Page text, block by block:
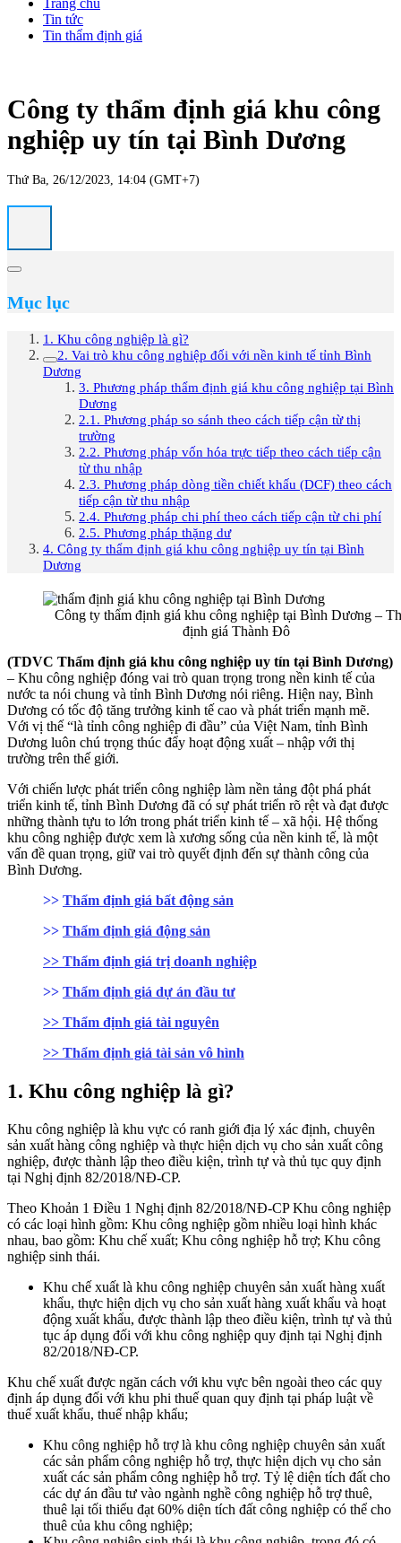
Trang chủ
Tin tức
Tin thẩm định giá
Công ty thẩm định giá khu công
nghiệp uy tín tại Bình Dương
Thứ Ba, 26/12/2023, 14:04 (GMT+7)
Mục lục
1. Khu công nghiệp là gì?
2. Vai trò khu công nghiệp đối với nền kinh tế tỉnh Bình
Dương
3. Phương pháp thẩm định giá khu công nghiệp tại Bình
Dương
2.1. Phương pháp so sánh theo cách tiếp cận từ thị
trường
2.2. Phương pháp vốn hóa trực tiếp theo cách tiếp cận
từ thu nhập
2.3. Phương pháp dòng tiền chiết khấu (DCF) theo cách
tiếp cận từ thu nhập
2.4. Phương pháp chi phí theo cách tiếp cận từ chi phí
2.5. Phương pháp thặng dư
4. Công ty thẩm định giá khu công nghiệp uy tín tại Bình
Dương
Công ty thẩm định giá khu công nghiệp tại Bình Dương –
định giá Thành Đô
(TDVC Thẩm định giá khu công nghiệp uy tín tại Bình Dương)
– Khu công nghiệp đóng vai trò quan trọng trong nền kinh tế của
nước ta nói chung và tỉnh Bình Dương nói riêng. Hiện nay, Bình
Dương có tốc độ tăng trưởng kinh tế cao và phát triển mạnh mẽ.
Với vị thế “là tỉnh công nghiệp đi đầu” của Việt Nam, tỉnh Bình
Dương luôn chú trọng thúc đẩy hoạt động xuất – nhập với thị
trường trên thế giới.
Với chiến lược phát triển công nghiệp làm nền tảng đột phá phát
triển kinh tế, tỉnh Bình Dương đã có sự phát triển rõ rệt và đạt được
những thành tựu to lớn trong phát triển kinh tế – xã hội. Hệ thống
khu công nghiệp được xem là xương sống của nền kinh tế, là một
vấn đề quan trọng, giữ vai trò quyết định đến sự thành công của
Bình Dương.
>> Thẩm định giá bất động sản
>> Thẩm định giá động sản
>> Thẩm định giá trị doanh nghiệp
>> Thẩm định giá dự án đầu tư
>> Thẩm định giá tài nguyên
>> Thẩm định giá tài sản vô hình
1. Khu công nghiệp là gì?
Khu công nghiệp là khu vực có ranh giới địa lý xác định, chuyên
sản xuất hàng công nghiệp và thực hiện dịch vụ cho sản xuất công
nghiệp, được thành lập theo điều kiện, trình tự và thủ tục quy định
tại Nghị định 82/2018/NĐ-CP.
Theo Khoản 1 Điều 1 Nghị định 82/2018/NĐ-CP Khu công nghiệp
có các loại hình gồm: Khu công nghiệp gồm nhiều loại hình khác
nhau, bao gồm: Khu chế xuất; Khu công nghiệp hỗ trợ; Khu công
nghiệp sinh thái.
Khu chế xuất là khu công nghiệp chuyên sản xuất hàng xuất
khẩu, thực hiện dịch vụ cho sản xuất hàng xuất khẩu và hoạt
động xuất khẩu, được thành lập theo điều kiện, trình tự và thủ
tục áp dụng đối với khu công nghiệp quy định tại Nghị định
82/2018/NĐ-CP.
Khu chế xuất được ngăn cách với khu vực bên ngoài theo các quy
định áp dụng đối với khu phi thuế quan quy định tại pháp luật về
thuế xuất khẩu, thuế nhập khẩu;
Khu công nghiệp hỗ trợ là khu công nghiệp chuyên sản xuất
các sản phẩm công nghiệp hỗ trợ, thực hiện dịch vụ cho sản
xuất các sản phẩm công nghiệp hỗ trợ. Tỷ lệ diện tích đất cho
các dự án đầu tư vào ngành nghề công nghiệp hỗ trợ thuê,
thuê lại tối thiểu đạt 60% diện tích đất công nghiệp có thể cho
thuê của khu công nghiệp;